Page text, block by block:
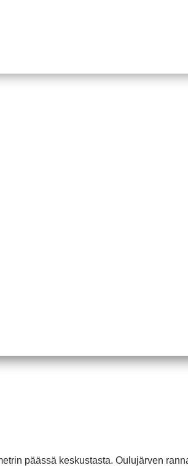
päässä keskustasta. Oulujärven